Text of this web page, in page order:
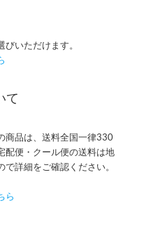
いただけます。
て
商品は、送料全国一律330
配便・クール便の送料は地
詳細をご確認ください。
ら